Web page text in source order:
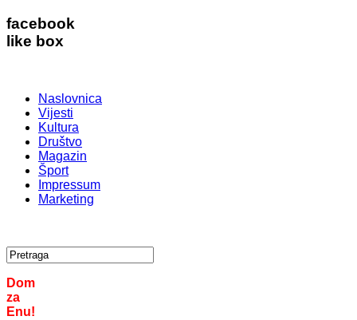
facebook
like box
Naslovnica
Vijesti
Kultura
Društvo
Magazin
Šport
Impressum
Marketing
Dom
za
Enu!